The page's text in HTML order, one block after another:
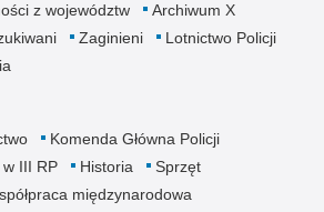
z województw
Archiwum X
Zaginieni
Lotnictwo Policji
Komenda Główna Policji
w III RP Historia
Sprzęt
międzynarodowa